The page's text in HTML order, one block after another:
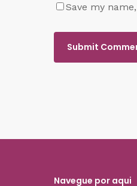
Save my
Navegue por aqui